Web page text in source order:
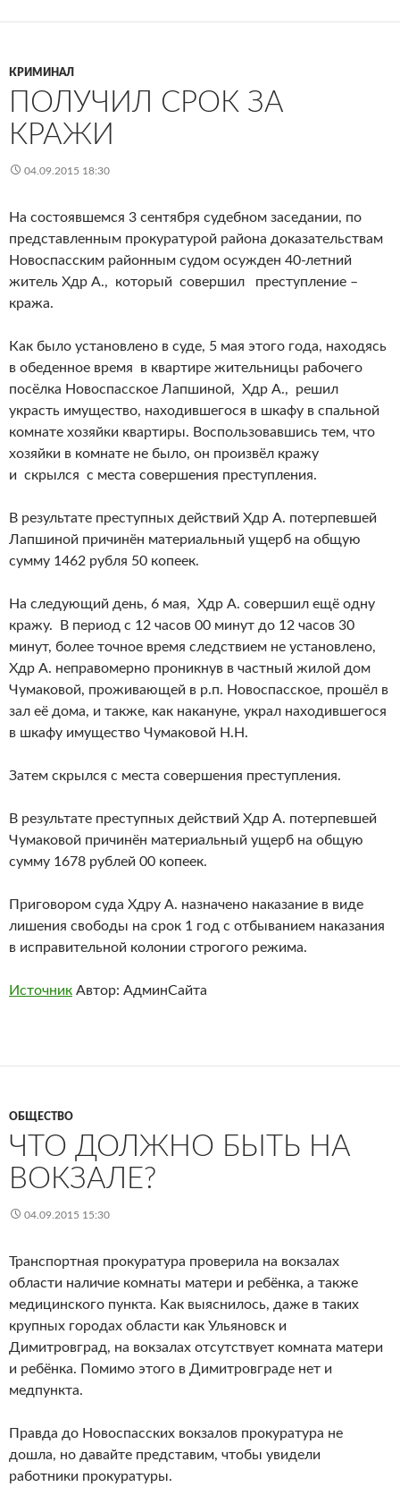
КРИМИНАЛ
ПОЛУЧИЛ СРОК ЗА
КРАЖИ
04.09.2015 18:30
На состоявшемся 3 сентября судебном заседании, по
представленным прокуратурой района доказательствам
Новоспасским районным судом осужден 40-летний
житель Хдр А., который совершил преступление –
кража.
Как было установлено в суде, 5 мая этого года, находясь
в обеденное время в квартире жительницы рабочего
посёлка Новоспасское Лапшиной, Хдр А., решил
украсть имущество, находившегося в шкафу в спальной
комнате хозяйки квартиры. Воспользовавшись тем, что
хозяйки в комнате не было, он произвёл кражу
и скрылся с места совершения преступления.
В результате преступных действий Хдр А. потерпевшей
Лапшиной причинён материальный ущерб на общую
сумму 1462 рубля 50 копеек.
На следующий день, 6 мая, Хдр А. совершил ещё одну
кражу. В период с 12 часов 00 минут до 12 часов 30
минут, более точное время следствием не установлено,
Хдр А. неправомерно проникнув в частный жилой дом
Чумаковой, проживающей в р.п. Новоспасское, прошёл в
зал её дома, и также, как накануне, украл находившегося
в шкафу имущество Чумаковой Н.Н.
Затем скрылся с места совершения преступления.
В результате преступных действий Хдр А. потерпевшей
Чумаковой причинён материальный ущерб на общую
сумму 1678 рублей 00 копеек.
Приговором суда Хдру А. назначено наказание в виде
лишения свободы на срок 1 год с отбыванием наказания
в исправительной колонии строгого режима.
Источник Автор: АдминСайта
ОБЩЕСТВО
ЧТО ДОЛЖНО БЫТЬ НА
ВОКЗАЛЕ?
04.09.2015 15:30
Транспортная прокуратура проверила на вокзалах
области наличие комнаты матери и ребёнка, а также
медицинского пункта. Как выяснилось, даже в таких
крупных городах области как Ульяновск и
Димитровград, на вокзалах отсутствует комната матери
и ребёнка. Помимо этого в Димитровграде нет и
медпункта.
Правда до Новоспасских вокзалов прокуратура не
дошла, но давайте представим, чтобы увидели
работники прокуратуры.